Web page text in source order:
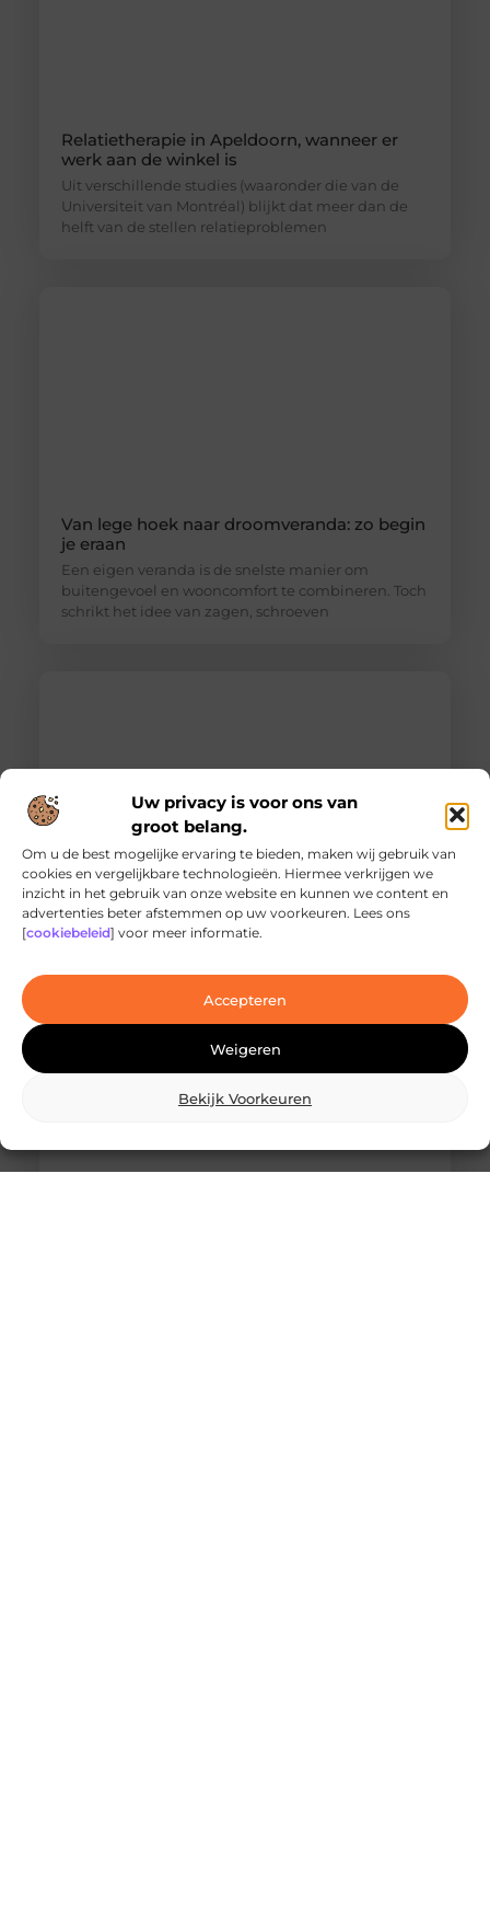
Uw privacy is voor ons van
groot belang.
Om u de best mogelijke ervaring te bieden, maken wij gebruik van
cookies en vergelijkbare technologieën. Hiermee verkrijgen we
inzicht in het gebruik van onze website en kunnen we content en
advertenties beter afstemmen op uw voorkeuren. Lees ons
[cookiebeleid] voor meer informatie.
Accepteren
Weigeren
Bekijk Voorkeuren
Relatietherapie in Apeldoorn, wanneer er
werk aan de winkel is
Uit verschillende studies (waaronder die van de
Universiteit van Montréal) blijkt dat meer dan de
helft van de stellen relatieproblemen
Van lege hoek naar droomveranda: zo begin
je eraan
Een eigen veranda is de snelste manier om
buitengevoel en wooncomfort te combineren. Toch
schrikt het idee van zagen, schroeven
Ontdek de innovatieve behandelingen in
jouw stad
laserbehandelingen in Den Haag? Dan ben je hier